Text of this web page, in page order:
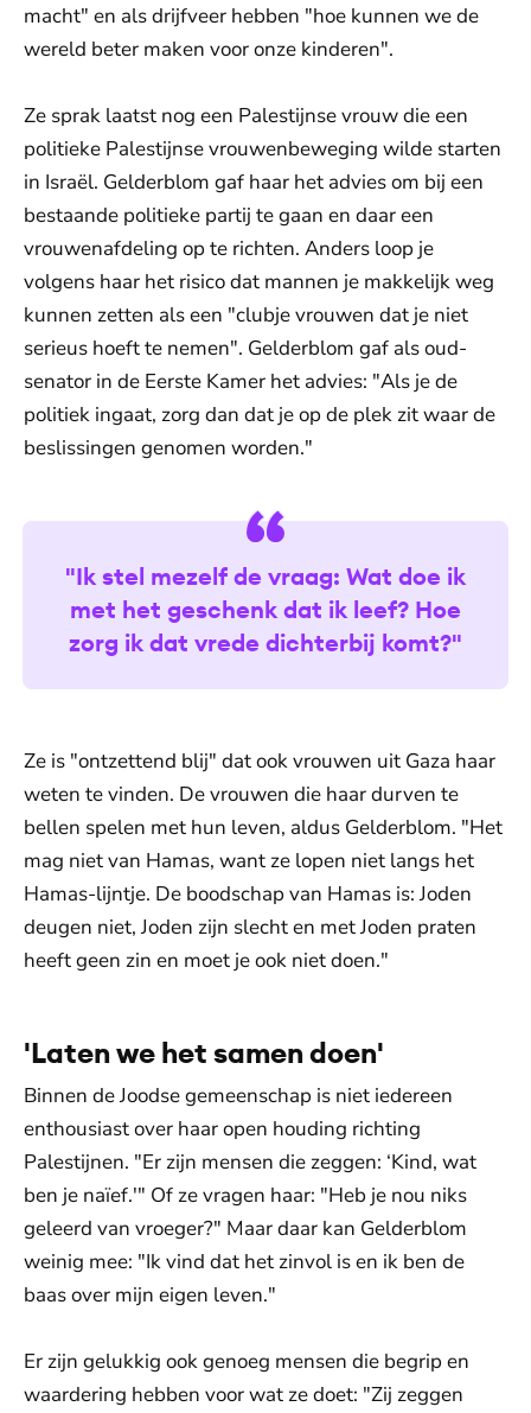
macht" en als drijfveer hebben "hoe kunnen we de
wereld beter maken voor onze kinderen".
Ze sprak laatst nog een Palestijnse vrouw die een
politieke Palestijnse vrouwenbeweging wilde starten
in Israël. Gelderblom gaf haar het advies om bij een
bestaande politieke partij te gaan en daar een
vrouwenafdeling op te richten. Anders loop je
volgens haar het risico dat mannen je makkelijk weg
kunnen zetten als een "clubje vrouwen dat je niet
serieus hoeft te nemen". Gelderblom gaf als oud-
senator in de Eerste Kamer het advies: "Als je de
politiek ingaat, zorg dan dat je op de plek zit waar de
beslissingen genomen worden."
"Ik stel mezelf de vraag: Wat doe ik
met het geschenk dat ik leef? Hoe
zorg ik dat vrede dichterbij komt?"
Ze is "ontzettend blij" dat ook vrouwen uit Gaza haar
weten te vinden. De vrouwen die haar durven te
bellen spelen met hun leven, aldus Gelderblom. "Het
mag niet van Hamas, want ze lopen niet langs het
Hamas-lijntje. De boodschap van Hamas is: Joden
deugen niet, Joden zijn slecht en met Joden praten
heeft geen zin en moet je ook niet doen."
'Laten we het samen doen'
Binnen de Joodse gemeenschap is niet iedereen
enthousiast over haar open houding richting
Palestijnen. "Er zijn mensen die zeggen: ‘Kind, wat
ben je naïef.'" Of ze vragen haar: "Heb je nou niks
geleerd van vroeger?" Maar daar kan Gelderblom
weinig mee: "Ik vind dat het zinvol is en ik ben de
baas over mijn eigen leven."
Er zijn gelukkig ook genoeg mensen die begrip en
waardering hebben voor wat ze doet: "Zij zeggen